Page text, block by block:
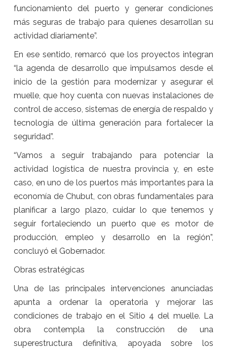
funcionamiento del puerto y generar condiciones
más seguras de trabajo para quienes desarrollan su
actividad diariamente”.
En ese sentido, remarcó que los proyectos integran
“la agenda de desarrollo que impulsamos desde el
inicio de la gestión para modernizar y asegurar el
muelle, que hoy cuenta con nuevas instalaciones de
control de acceso, sistemas de energía de respaldo y
tecnología de última generación para fortalecer la
seguridad”.
“Vamos a seguir trabajando para potenciar la
actividad logística de nuestra provincia y, en este
caso, en uno de los puertos más importantes para la
economía de Chubut, con obras fundamentales para
planificar a largo plazo, cuidar lo que tenemos y
seguir fortaleciendo un puerto que es motor de
producción, empleo y desarrollo en la región”,
concluyó el Gobernador.
Obras estratégicas
Una de las principales intervenciones anunciadas
apunta a ordenar la operatoria y mejorar las
condiciones de trabajo en el Sitio 4 del muelle. La
obra contempla la construcción de una
superestructura definitiva, apoyada sobre los